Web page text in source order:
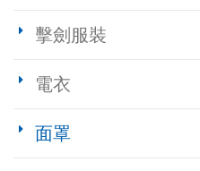
擊劍服裝
電衣
面罩